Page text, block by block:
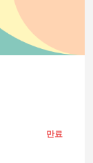
만료